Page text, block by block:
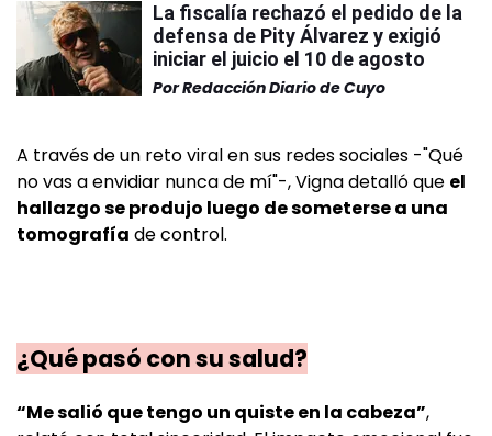
La fiscalía rechazó el pedido de la
defensa de Pity Álvarez y exigió
iniciar el juicio el 10 de agosto
PorRedacción Diario de Cuyo
A través de un reto viral en sus redes sociales -"Qué
no vas a envidiar nunca de mí"-, Vigna detalló que el
hallazgo se produjo luego de someterse a una
tomografía de control.
¿Qué pasó con su salud?
“Me salió que tengo un quiste en la cabeza”,